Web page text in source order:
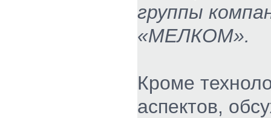
группы
«МЕЛКОМ».
Кроме
аспектов,